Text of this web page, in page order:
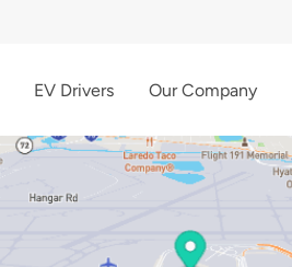
EV Drivers Our Company